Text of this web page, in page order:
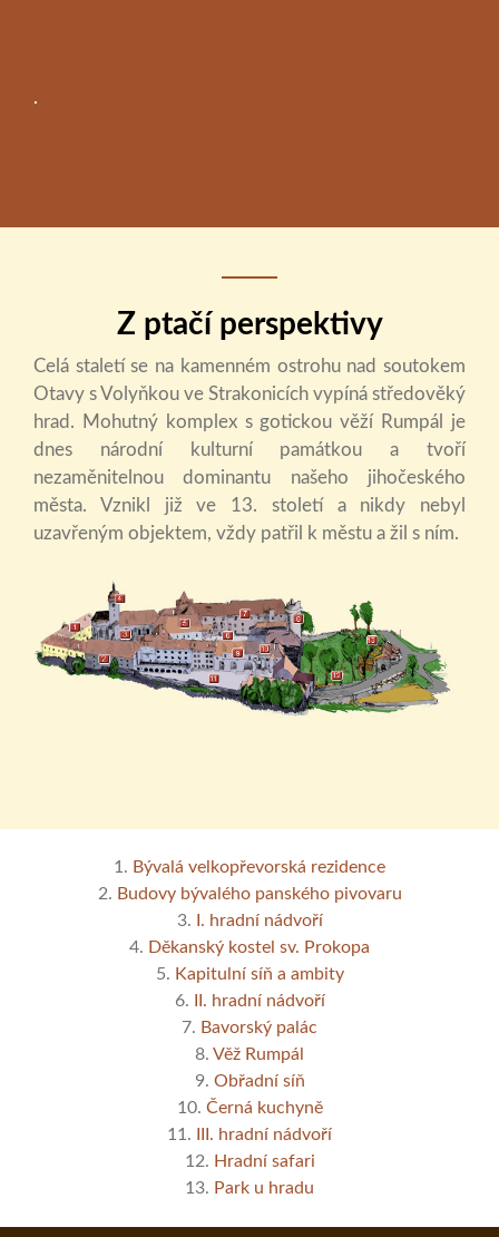
.
Z ptačí perspektivy
Celá staletí se na kamenném ostrohu nad soutokem
Otavy s Volyňkou ve Strakonicích vypíná středověký
hrad. Mohutný komplex s gotickou věží Rumpál je
dnes národní kulturní památkou a tvoří
nezaměnitelnou dominantu našeho jihočeského
města. Vznikl již ve 13. století a nikdy nebyl
uzavřeným objektem, vždy patřil k městu a žil s ním.
1. Bývalá velkopřevorská rezidence
2. Budovy bývalého panského pivovaru
3.
I. hradní nádvoří
4. Děkanský kostel sv. Prokopa
5. Kapitulní síň a ambity
6.
II. hradní nádvoří
7. Bavorský palác
8. Věž Rumpál
9. Obřadní síň
10. Černá kuchyně
11.
III. hradní nádvoří
12. Hradní safari
13. Park u hradu